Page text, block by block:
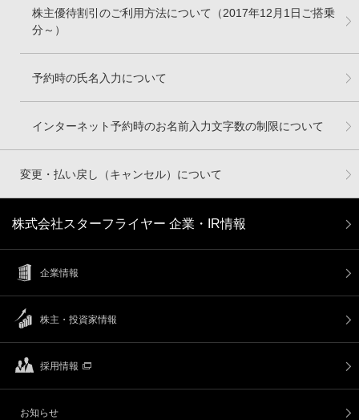
株主優待割引のご利用方法について（2017年12月1日ご搭乗
分～）
予約時の氏名入力について
インターネット予約時のお名前入力文字数の制限について
変更・払い戻し（キャンセル）について
株式会社スターフライヤー 企業・IR情報
企業情報
株主・投資家情報
採用情報
お知らせ